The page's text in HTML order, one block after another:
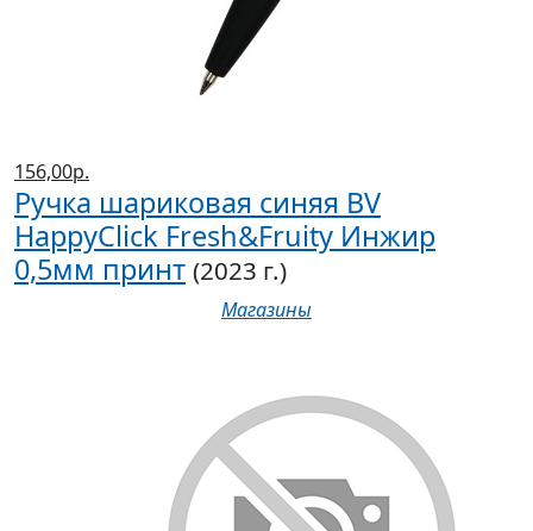
156,00р.
Ручка шариковая синяя BV
HappyClick Fresh&Fruity Инжир
0,5мм принт (2023 г.)
Магазины